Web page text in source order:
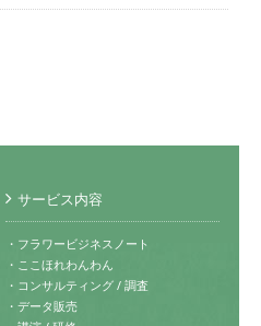
サービス内容
・フラワービジネスノート
・ここほれわんわん
・コンサルティング / 調査
・データ販売